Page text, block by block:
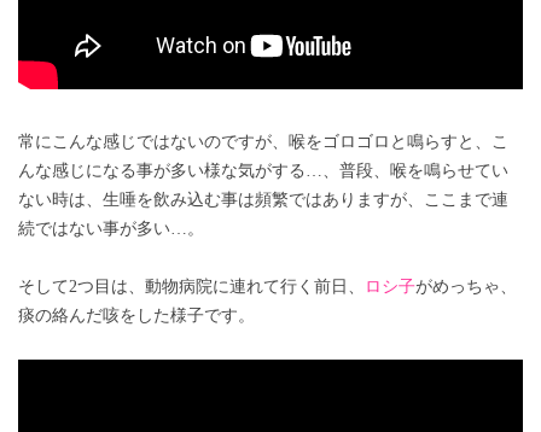
常にこんな感じではないのですが、喉をゴロゴロと鳴らすと、こ
んな感じになる事が多い様な気がする…、普段、喉を鳴らせてい
ない時は、生唾を飲み込む事は頻繁ではありますが、ここまで連
続ではない事が多い…。
そして2つ目は、動物病院に連れて行く前日、 ロシ子がめっちゃ、
痰の絡んだ咳をした様子です。